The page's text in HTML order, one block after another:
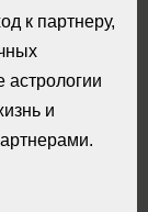
к партнеру,
астрологии
и